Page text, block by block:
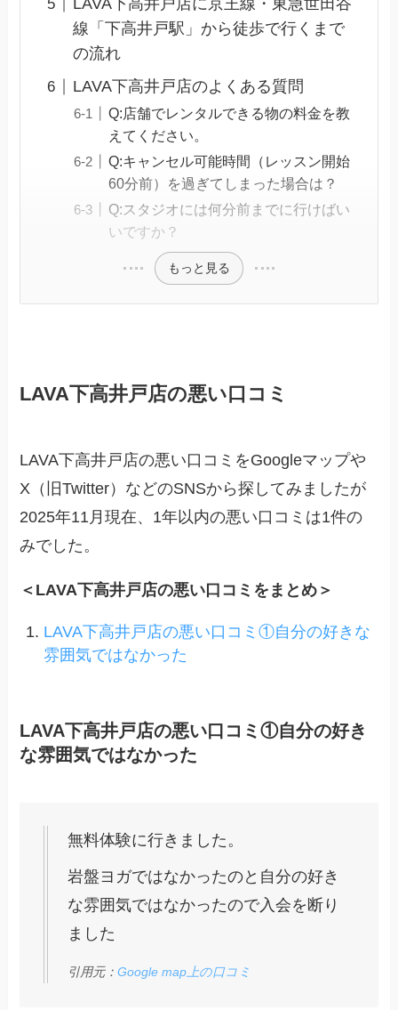
LAVA下高井戸店に京王線・東急世田谷
線「下高井戸駅」から徒歩で行くまで
の流れ
LAVA下高井戸店のよくある質問
Q:店舗でレンタルできる物の料金を教
えてください。
Q:キャンセル可能時間（レッスン開始
60分前）を過ぎてしまった場合は？
Q:スタジオには何分前までに行けばい
いですか？
もっと見る
LAVA下高井戸店の悪い口コミ
LAVA下高井戸店の悪い口コミをGoogleマップや
X（旧Twitter）などのSNSから探してみましたが
2025年11月現在、1年以内の悪い口コミは1件の
みでした。
＜LAVA下高井戸店の悪い口コミをまとめ＞
LAVA下高井戸店の悪い口コミ①自分の好きな
雰囲気ではなかった
LAVA下高井戸店の悪い口コミ①自分の好き
な雰囲気ではなかった
無料体験に行きました。
岩盤ヨガではなかったのと自分の好き
な雰囲気ではなかったので入会を断り
ました
引用元：Google map上の口コミ